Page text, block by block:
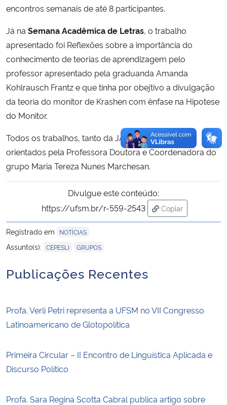
encontros semanais de até 8 participantes.
Já na Semana Acadêmica de Letras, o trabalho
apresentado foi Reflexões sobre a importância do
conhecimento de teorias de aprendizagem pelo
professor apresentado pela graduanda Amanda
Kohlrausch Frantz e que tinha por obejtivo a divulgação
da teoria do monitor de Krashen com ênfase na Hipotese
do Monitor.
Todos os trabalhos, tanto da JAI como SAL foram
orientados pela Professora Doutora e Coordenadora do
grupo Maria Tereza Nunes Marchesan.
Divulgue este conteúdo:
https://ufsm.br/r-559-2543
Copiar
para área de
Registrado em
NOTÍCIAS
Assunto(s): CEPESLI GRUPOS
Publicações Recentes
Profa. Verli Petri representa a UFSM no VII Congresso
Latinoamericano de Glotopolítica
Primeira Circular – II Encontro de Linguística Aplicada e
Discurso Político
Profa. Sara Regina Scotta Cabral publica artigo sobre